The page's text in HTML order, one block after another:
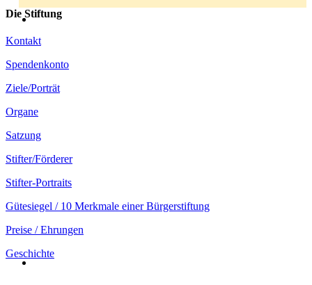
Die Stiftung
Kontakt
Spendenkonto
Ziele/Porträt
Organe
Satzung
Stifter/Förderer
Stifter-Portraits
Gütesiegel / 10 Merkmale einer Bürgerstiftung
Preise / Ehrungen
Geschichte